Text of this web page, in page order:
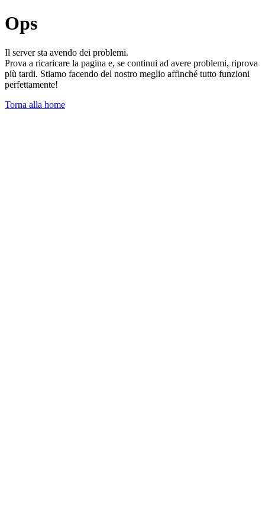
Ops
Il server sta avendo dei problemi.
Prova a ricaricare la pagina e, se continui ad avere problemi, riprova
più tardi. Stiamo facendo del nostro meglio affinché tutto funzioni
perfettamente!
Torna alla home